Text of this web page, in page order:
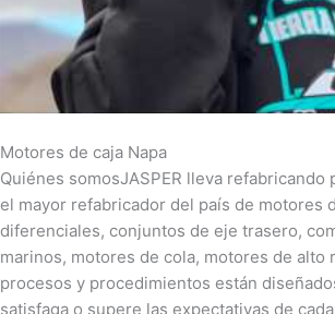
Motores de caja Napa
Quiénes somosJASPER lleva
el mayor refabricador del país de motores
diferenciales, conjuntos de eje trasero,
marinos, motores de cola, motores de
procesos y procedimientos están
satisfaga o supere las expectativas de